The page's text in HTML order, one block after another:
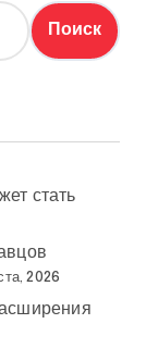
стать
2026